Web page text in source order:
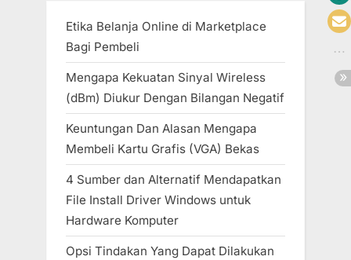
Etika Belanja Online di Marketplace
Bagi Pembeli
Mengapa Kekuatan Sinyal Wireless
(dBm) Diukur Dengan Bilangan Negatif
Keuntungan Dan Alasan Mengapa
Membeli Kartu Grafis (VGA) Bekas
4 Sumber dan Alternatif Mendapatkan
File Install Driver Windows untuk
Hardware Komputer
Opsi Tindakan Yang Dapat Dilakukan